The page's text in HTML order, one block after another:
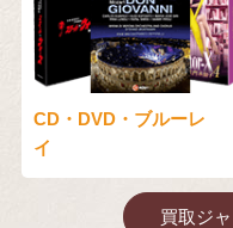
CD・DVD・ブルーレ
イ
買取ジ